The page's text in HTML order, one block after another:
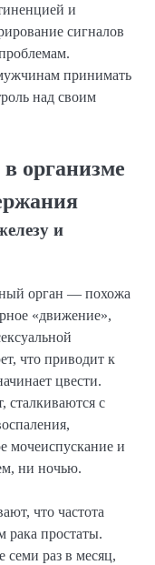
и
сигналов
принимать
над своим
организме
и
орган — похожа
«движение»,
что приводит к
цвести.
сталкиваются с
мочеиспускание и
ни ночью.
что частота
рака простаты.
раз в месяц,